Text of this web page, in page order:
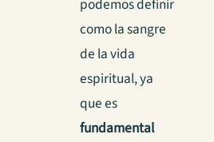
podemos definir
como la sangre
de la vida
espiritual, ya
que es
fundamental